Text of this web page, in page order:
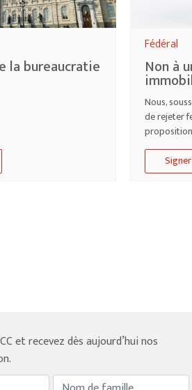
la bureaucratie
Fédéral
Non à
Nous,
de rejeter
et recevez dès aujourd’hui nos